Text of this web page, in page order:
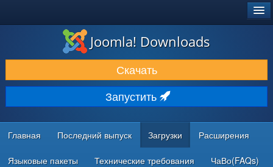
ЗАГРУЗКИ И РАСШИРЕНИЯ
ДОКУМЕНТАЦИЯ И ОБУЧЕНИЕ
СООБЩЕСТВО И ПОДДЕРЖКА
РЕСУРСЫ ДЛЯ РАЗРАБОТЧИКОВ
Joomla! Downloads
Скачать
Запустить
Главная Последний выпуск Загрузки Расширения
Языковые пакеты Технические требования ЧаВо(FAQs)